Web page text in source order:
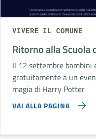
VIVERE IL COMUNE
Ritorno alla Scuola
Il 12 settembre bambini
gratuitamente a un
magia di Harry Potter
VAI ALLA PAGINA